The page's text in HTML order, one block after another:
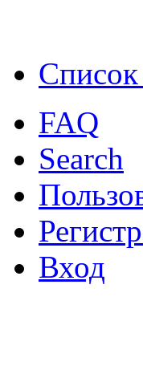
FAQ
Search
Вход